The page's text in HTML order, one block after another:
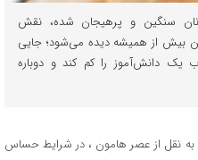
سنگین و پرهیجان شده، نقش
بیش از همیشه دیده می‌شود؛ جایی
یک دانش‌آموز را کم کند و دوباره
به نقل از عصر هامون ، در شرایط حساس